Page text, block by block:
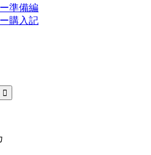
準備編
購入記